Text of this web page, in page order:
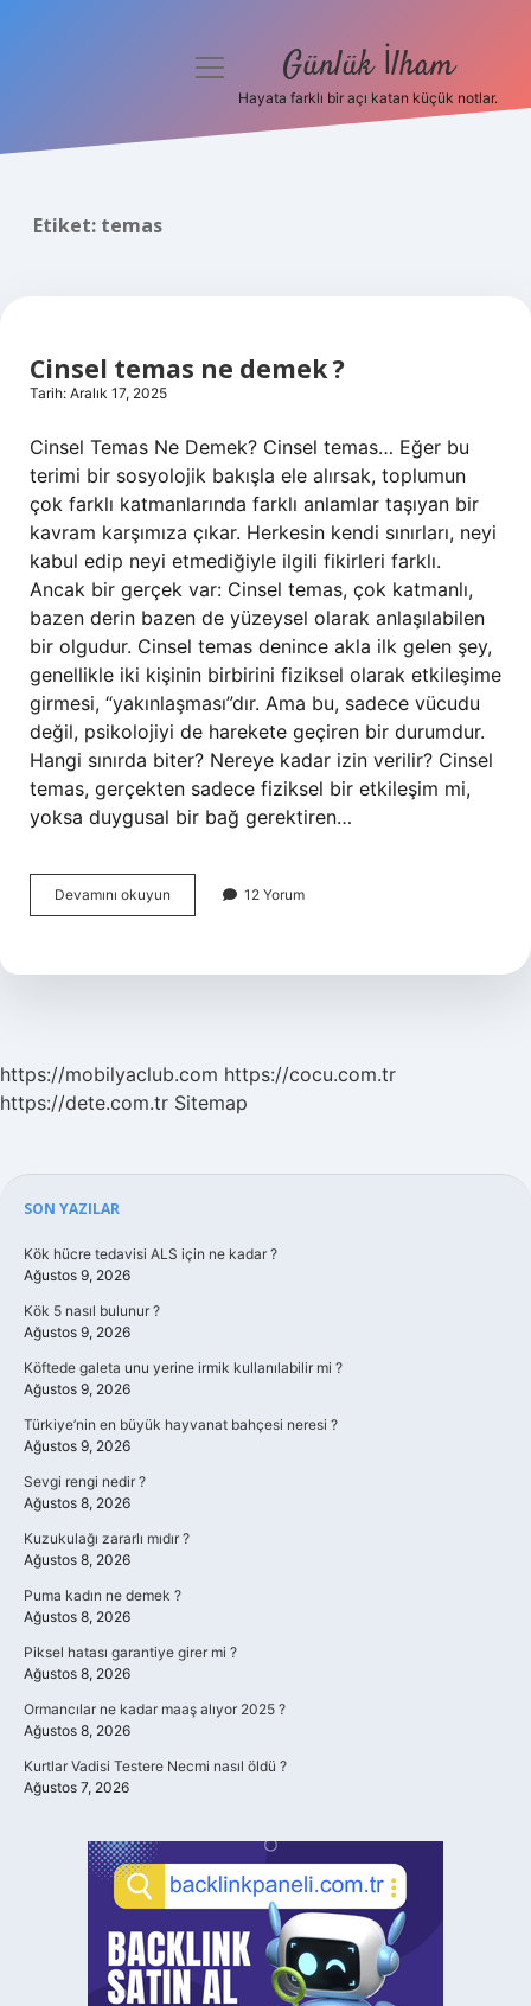
menüyü
Günlük İlham
Hayata farklı bir açı katan küçük notlar.
Etiket: temas
Cinsel temas ne demek ?
Tarih: Aralık 17, 2025
Cinsel Temas Ne Demek? Cinsel temas… Eğer bu
terimi bir sosyolojik bakışla ele alırsak, toplumun
çok farklı katmanlarında farklı anlamlar taşıyan bir
kavram karşımıza çıkar. Herkesin kendi sınırları, neyi
kabul edip neyi etmediğiyle ilgili fikirleri farklı.
Ancak bir gerçek var: Cinsel temas, çok katmanlı,
bazen derin bazen de yüzeysel olarak anlaşılabilen
bir olgudur. Cinsel temas denince akla ilk gelen şey,
genellikle iki kişinin birbirini fiziksel olarak etkileşime
girmesi, “yakınlaşması”dır. Ama bu, sadece vücudu
değil, psikolojiyi de harekete geçiren bir durumdur.
Hangi sınırda biter? Nereye kadar izin verilir? Cinsel
temas, gerçekten sadece fiziksel bir etkileşim mi,
yoksa duygusal bir bağ gerektiren…
Devamını okuyun
temas
?
12 Yorum
https://mobilyaclub.com https://cocu.com.tr
https://dete.com.tr Sitemap
Sidebar
SON YAZILAR
Kök hücre tedavisi ALS için ne kadar ?
Ağustos 9, 2026
Kök 5 nasıl bulunur ?
Ağustos 9, 2026
Köftede galeta unu yerine irmik kullanılabilir mi ?
Ağustos 9, 2026
Türkiye’nin en büyük hayvanat bahçesi neresi ?
Ağustos 9, 2026
Sevgi rengi nedir ?
Ağustos 8, 2026
Kuzukulağı zararlı mıdır ?
Ağustos 8, 2026
Puma kadın ne demek ?
Ağustos 8, 2026
Piksel hatası garantiye girer mi ?
Ağustos 8, 2026
Ormancılar ne kadar maaş alıyor 2025 ?
Ağustos 8, 2026
Kurtlar Vadisi Testere Necmi nasıl öldü ?
Ağustos 7, 2026